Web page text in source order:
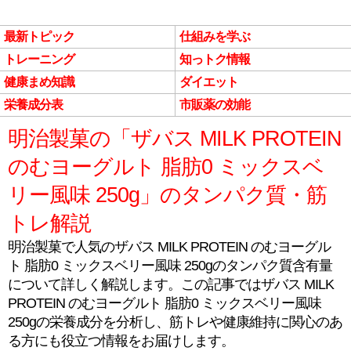
最新トピック
仕組みを学ぶ
トレーニング
知っトク情報
健康まめ知識
ダイエット
栄養成分表
市販薬の効能
明治製菓の「ザバス MILK PROTEIN
のむヨーグルト 脂肪0 ミックスベ
リー風味 250g」のタンパク質・筋
トレ解説
明治製菓で人気のザバス MILK PROTEIN のむヨーグル
ト 脂肪0 ミックスベリー風味 250gのタンパク質含有量
について詳しく解説します。この記事ではザバス MILK
PROTEIN のむヨーグルト 脂肪0 ミックスベリー風味
250gの栄養成分を分析し、筋トレや健康維持に関心のあ
る方にも役立つ情報をお届けします。